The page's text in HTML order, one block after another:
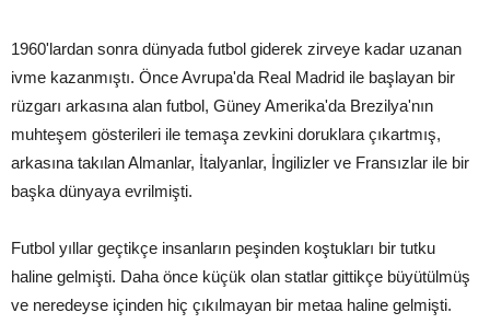
1960'lardan sonra dünyada futbol giderek zirveye kadar uzanan
ivme kazanmıştı. Önce Avrupa'da Real Madrid ile başlayan bir
rüzgarı arkasına alan futbol, Güney Amerika'da Brezilya'nın
muhteşem gösterileri ile temaşa zevkini doruklara çıkartmış,
arkasına takılan Almanlar, İtalyanlar, İngilizler ve Fransızlar ile bir
başka dünyaya evrilmişti.
Futbol yıllar geçtikçe insanların peşinden koştukları bir tutku
haline gelmişti. Daha önce küçük olan statlar gittikçe büyütülmüş
ve neredeyse içinden hiç çıkılmayan bir metaa haline gelmişti.